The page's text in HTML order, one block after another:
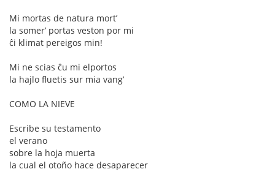
Mi mortas de natura mort’
la somer’ portas veston por mi
ĉi klimat pereigos min!
Mi ne scias ĉu mi elportos
la hajlo fluetis sur mia vang’
COMO LA NIEVE
Escribe su testamento
el verano
sobre la hoja muerta
la cual el otoño hace desaparecer